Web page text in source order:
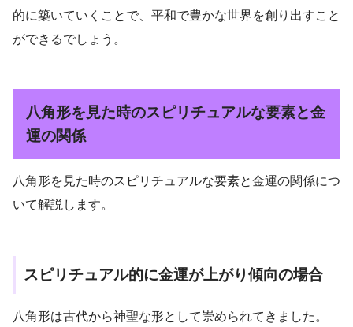
的に築いていくことで、平和で豊かな世界を創り出すこと
ができるでしょう。
八角形を見た時のスピリチュアルな要素と金
運の関係
八角形を見た時のスピリチュアルな要素と金運の関係につ
いて解説します。
スピリチュアル的に金運が上がり傾向の場合
八角形は古代から神聖な形として崇められてきました。